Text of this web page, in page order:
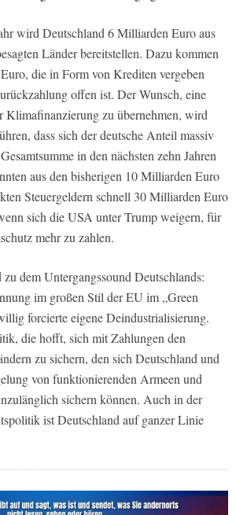
wird Deutschland 6 Milliarden Euro aus
Länder bereitstellen. Dazu kommen
die in Form von Krediten vergeben
offen ist. Der Wunsch, eine
Klimafinanzierung zu übernehmen, wird
dass sich der deutsche Anteil massiv
in den nächsten zehn Jahren
aus den bisherigen 10 Milliarden Euro
Steuergeldern schnell 30 Milliarden Euro
sich die USA unter Trump weigern, für
mehr zu zahlen.
dem Untergangssound Deutschlands:
im großen Stil der EU im „Green
forcierte eigene Deindustrialisierung.
die hofft, sich mit Zahlungen den
zu sichern, den sich Deutschland und
von funktionierenden Armeen und
sichern können. Auch in der
ist Deutschland auf ganzer Linie